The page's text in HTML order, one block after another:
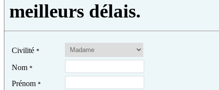
meilleurs délais.
Civilité *
Nom *
Prénom *